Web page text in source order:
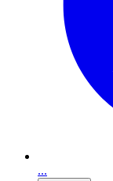
...